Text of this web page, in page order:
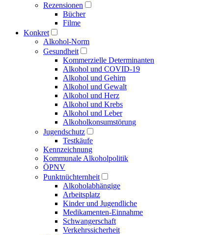
Rezensionen
Bücher
Filme
Konkret
Alkohol-Norm
Gesundheit
Kommerzielle Determinanten
Alkohol und COVID-19
Alkohol und Gehirn
Alkohol und Gewalt
Alkohol und Herz
Alkohol und Krebs
Alkohol und Leber
Alkoholkonsumstörung
Jugendschutz
Testkäufe
Kennzeichnung
Kommunale Alkoholpolitik
ÖPNV
Punktnüchternheit
Alkoholabhängige
Arbeitsplatz
Kinder und Jugendliche
Medikamenten-Einnahme
Schwangerschaft
Verkehrssicherheit